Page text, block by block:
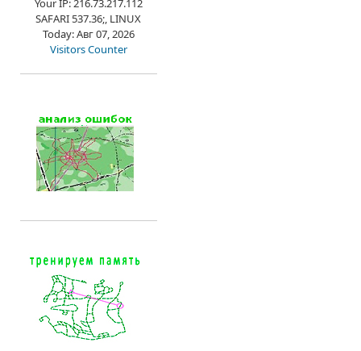
Your IP: 216.73.217.112
SAFARI 537.36;, LINUX
Today: Авг 07, 2026
Visitors Counter